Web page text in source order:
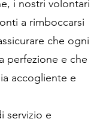
i nostri volontari
a rimboccarsi
che ogni
perfezione e che
accogliente e
servizio e